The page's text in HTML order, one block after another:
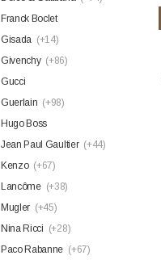
Franck Boclet
Gisada (+14)
Givenchy (+86)
Gucci
Guerlain (+98)
Hugo Boss
Jean Paul Gaultier (+44)
Kenzo (+67)
Lancôme (+38)
Mugler (+45)
Nina Ricci (+28)
Paco Rabanne (+67)